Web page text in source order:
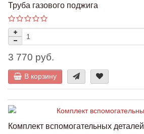
Труба газового поджига
3 770 руб.
В корзину
Комплект вспомогательных деталей